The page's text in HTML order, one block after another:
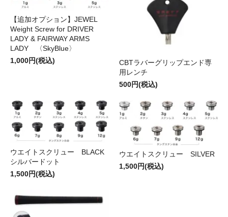
【追加オプション】JEWEL
Weight Screw for DRIVER
LADY & FAIRWAY ARMS
LADY 〈SkyBlue〉
1,000円(税込)
CBTラバーグリップエンド専
用レンチ
500円(税込)
ウエイトスクリュー BLACK
シルバードット
1,500円(税込)
ウエイトスクリュー SILVER
1,500円(税込)